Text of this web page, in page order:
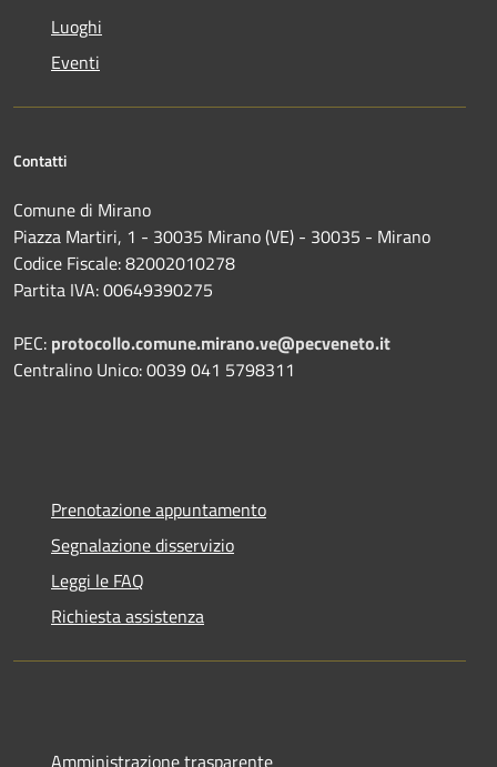
Luoghi
Eventi
Contatti
Comune di Mirano
Piazza Martiri, 1 - 30035 Mirano (VE) - 30035 - Mirano
Codice Fiscale: 82002010278
Partita IVA: 00649390275
PEC: protocollo.comune.mirano.ve@pecveneto.it
Centralino Unico: 0039 041 5798311
Prenotazione appuntamento
Segnalazione disservizio
Leggi le FAQ
Richiesta assistenza